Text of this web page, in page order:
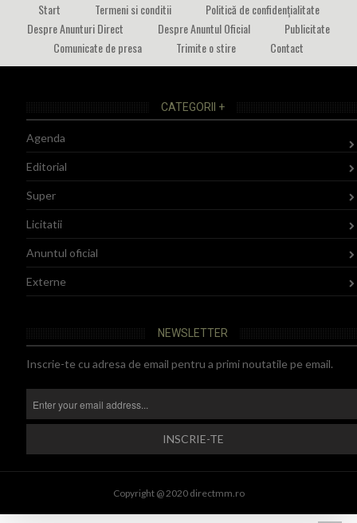
Start Termeni si conditii
Politică de confidențialitate
Despre Anunturi Direct
Despre Anuntul Oficial
Publicitate
Comunicate de presa
Trimite o stire Contact
CATEGORII +
Agenda
Editorial
Super
Licitatii
Anuntul oficial
Externe
NEWSLETTER
Inscrie-te cu adresa de email pentru a primi noutatile pe email.
Copyright @ 2020 directmm.ro